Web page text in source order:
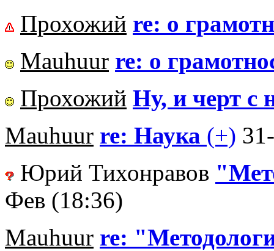
Прохожий re: о
Mauhuur re: о
Прохожий Ну, и черт с
Mauhuur re: Наука (+)
Юрий Тихонравов
Фев (18:36)
Mauhuur re: